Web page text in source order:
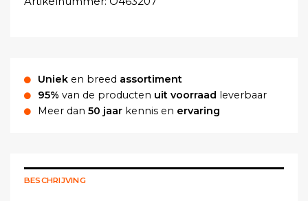
Uniek en breed assortiment
95% van de producten uit voorraad leverbaar
Meer dan 50 jaar kennis en ervaring
BESCHRIJVING